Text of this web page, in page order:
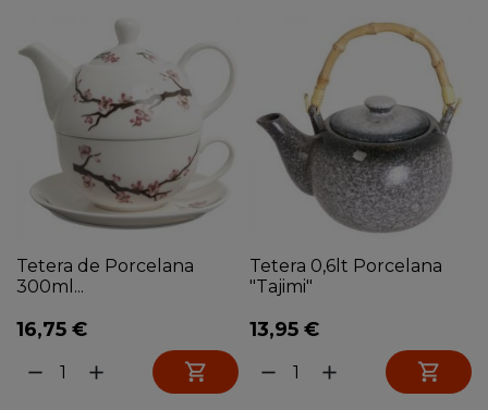
Tetera de Porcelana
300ml...
16,75 €
remove add 
Tetera 0,6lt Porcelana
"Tajimi"
13,95 €
remove add 